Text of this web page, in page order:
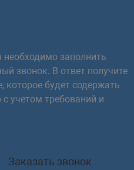
необходимо заполнить
звонок. В ответ получите
которое будет содержать
учетом требований и
Заказать звонок